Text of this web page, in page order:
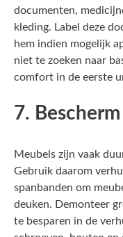
documenten,
kleding. Label deze
hem indien mogelijk
niet te zoeken naar
comfort in de eerste
7.
Meubels zijn vaak
Gebruik daarom
spanbanden om
deuken. Demonteer
te besparen in de